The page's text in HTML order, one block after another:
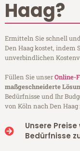
Haag?
Ermitteln Sie schnell
Den Haag kostet, indem
unverbindlichen
Füllen Sie unserOnline-
maßgeschneiderte
Bedürfnisse und Ihr
von Köln nach Den
Unsere
Bedürfnisse